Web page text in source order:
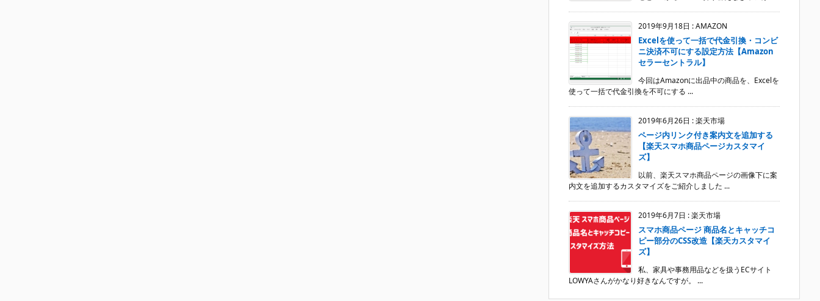
2019年9月18日 :AMAZON
Excelを使って一括で代金引換・コンビ
ニ決済不可にする設定方法【Amazon
セラーセントラル】
今回はAmazonに出品中の商品を、Excelを
使って一括で代金引換を不可にする ...
2019年6月26日 :楽天市場
ページ内リンク付き案内文を追加する
【楽天スマホ商品ページカスタマイ
ズ】
以前、楽天スマホ商品ページの画像下に案
内文を追加するカスタマイズをご紹介しました ...
2019年6月7日 :楽天市場
スマホ商品ページ 商品名とキャッチコ
ピー部分のCSS改造【楽天カスタマイ
ズ】
私、家具や事務用品などを扱うECサイト
LOWYAさんがかなり好きなんですが。 ...